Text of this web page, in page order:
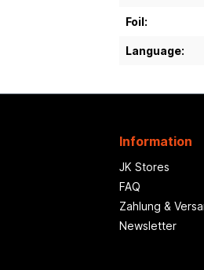
Foil:
Language:
Information
JK Stores
FAQ
Zahlung &
Newsletter